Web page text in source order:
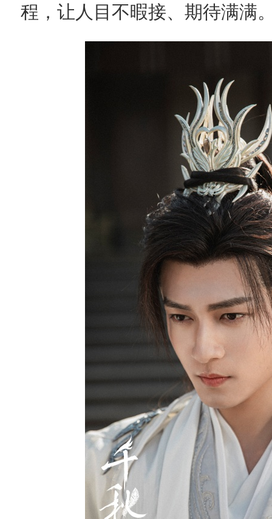
程，让人目不暇接、期待满满